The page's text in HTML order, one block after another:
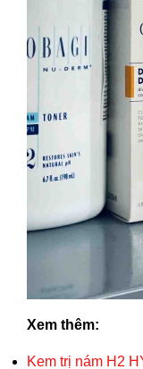
Xem thêm:
Kem trị nám H2